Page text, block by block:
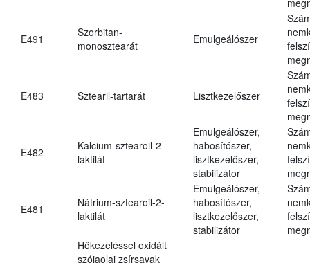
E491
Szorbitan-
monosztearát
Emulgeálószer
E483 Sztearil-tartarát Lisztkezelőszer
E482
Kalcium-sztearoil-2-
laktilát
Emulgeálószer,
habosítószer,
lisztkezelőszer,
stabilizátor
E481
Nátrium-sztearoil-2-
laktilát
Emulgeálószer,
habosítószer,
lisztkezelőszer,
stabilizátor
Hőkezeléssel oxidált
szójaolaj zsírsavak